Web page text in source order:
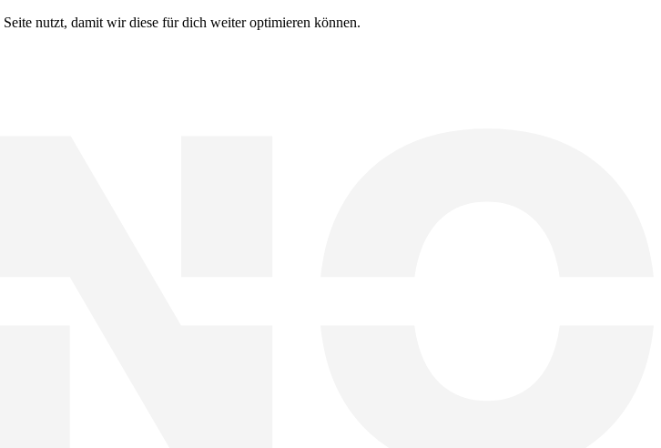
nutzt, damit wir diese für dich weiter optimieren können.